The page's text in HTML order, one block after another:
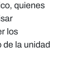
quienes
los
la unidad